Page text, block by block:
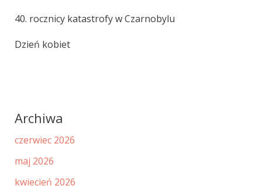
40. rocznicy katastrofy w Czarnobylu
Dzień kobiet
Archiwa
czerwiec 2026
maj 2026
kwiecień 2026